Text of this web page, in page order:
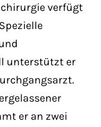
verfügt
unterstützt er
er an zwei